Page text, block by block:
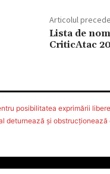
Articolul
Lista de
CriticAtac
posibilitatea exprimării
deturnează şi